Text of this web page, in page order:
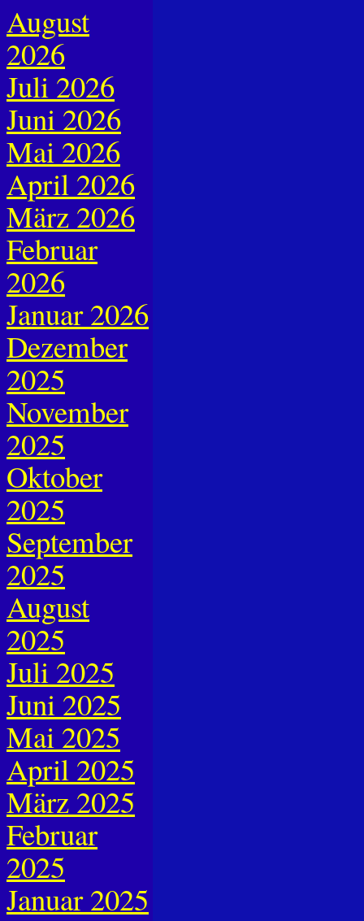
August
2026
Juli 2026
Juni 2026
Mai 2026
April 2026
März 2026
Februar
2026
Januar 2026
Dezember
2025
November
2025
Oktober
2025
September
2025
August
2025
Juli 2025
Juni 2025
Mai 2025
April 2025
März 2025
Februar
2025
Januar 2025